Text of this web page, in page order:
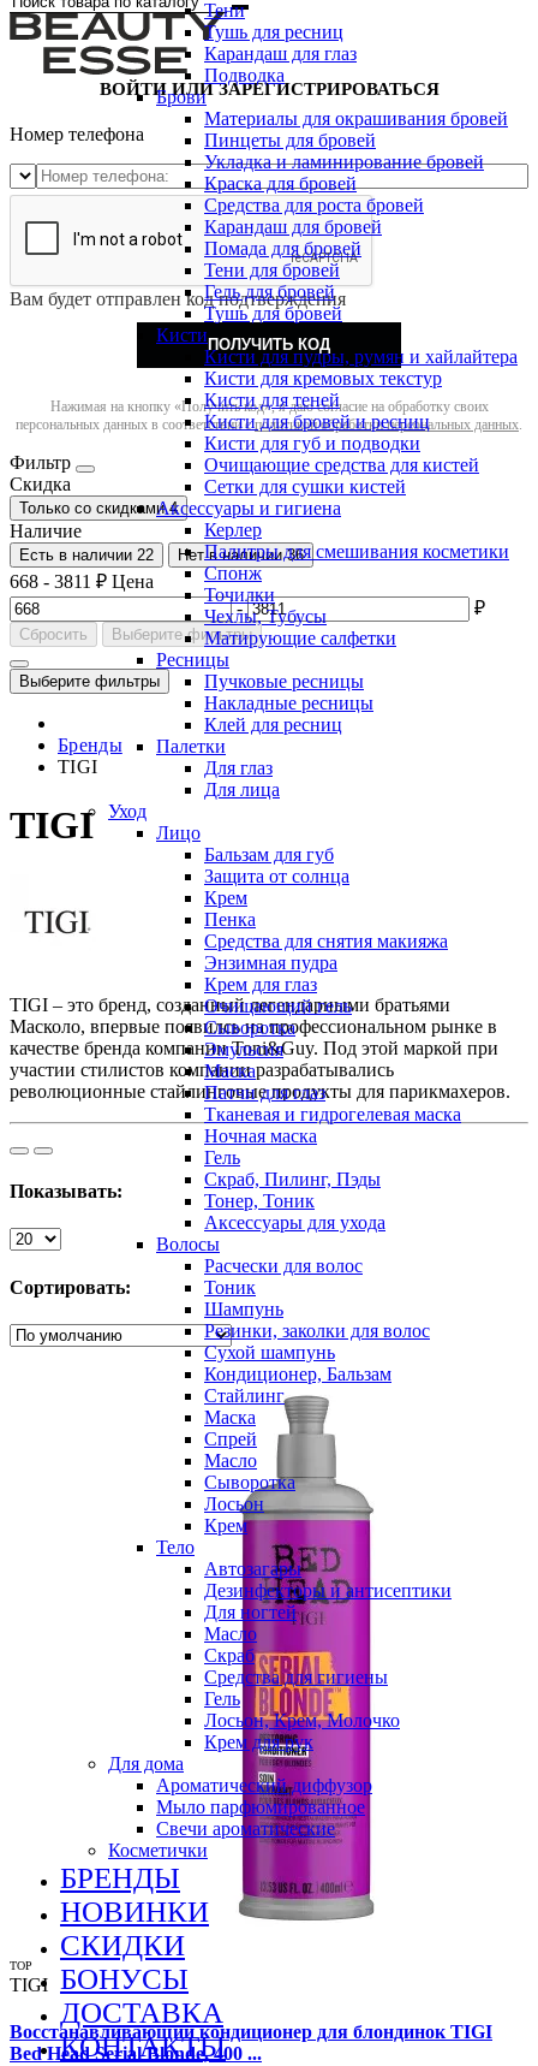
Тени
Тушь для ресниц
Карандаш для глаз
Подводка
Брови
Материалы для окрашивания бровей
Пинцеты для бровей
Укладка и ламинирование бровей
Краска для бровей
Средства для роста бровей
Карандаш для бровей
Помада для бровей
Тени для бровей
Гель для бровей
Тушь для бровей
Кисти
Кисти для пудры, румян и хайлайтера
Кисти для кремовых текстур
Кисти для теней
Кисти для бровей и ресниц
Кисти для губ и подводки
Очищающие средства для кистей
Сетки для сушки кистей
Аксессуары и гигиена
Керлер
Палитры для смешивания косметики
Спонж
Точилки
Чехлы, Тубусы
Матирующие салфетки
Ресницы
Пучковые ресницы
Накладные ресницы
Клей для ресниц
Палетки
Для глаз
Для лица
Уход
Лицо
Бальзам для губ
Защита от солнца
Крем
Пенка
Средства для снятия макияжа
Энзимная пудра
Крем для глаз
Очищающий гель
Сыворотка
Эмульсия
Маска
Патчи для глаз
Тканевая и гидрогелевая маска
Ночная маска
Гель
Скраб, Пилинг, Пэды
Тонер, Тоник
Аксессуары для ухода
Волосы
Расчески для волос
Тоник
Шампунь
Резинки, заколки для волос
Сухой шампунь
Кондиционер, Бальзам
Стайлинг
Маска
Спрей
Масло
Сыворотка
Лосьон
Крем
Тело
Автозагары
Дезинфекторы и антисептики
Для ногтей
Масло
Скраб
Средства для гигиены
Гель
Лосьон, Крем, Молочко
Крем для рук
Для дома
Ароматический диффузор
Мыло парфюмированное
Свечи ароматические
Косметички
БРЕНДЫ
НОВИНКИ
СКИДКИ
БОНУСЫ
ДОСТАВКА
КОНТАКТЫ
ВОЙТИ ИЛИ ЗАРЕГИСТРИРОВАТЬСЯ
Номер телефона
Вам будет отправлен код подтверждения
ПОЛУЧИТЬ КОД
Нажимая на кнопку «Получить код», я даю согласие на обработку своих
персональных данных в соответствии сполитикой обработки персональных данных.
Фильтр
Скидка
Только со cкидками 4
Наличие
Есть в наличии 22 Нет в наличии 36
668 - 3811 ₽ Цена
-
₽
Сбросить Выберите фильтры
Выберите фильтры
Бренды
TIGI
TIGI
TIGI – это бренд, созданный легендарными братьями
Масколо, впервые появилсь на профессиональном рынке в
качестве бренда компании Toni&Guy. Под этой маркой при
участии стилистов компании разрабатывались
революционные стайлинговые продукты для парикмахеров.
Показывать:
Сортировать:
TOP
TIGI
Восстанавливающий кондиционер для блондинок TIGI
Bed Head Serial Blonde, 400 ...